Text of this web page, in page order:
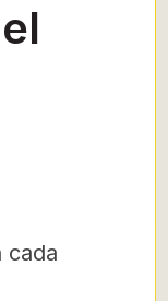
cada